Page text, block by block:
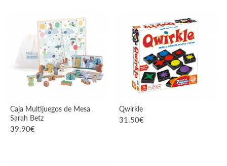
VER PRODUCTO
Caja Multijuegos de Mesa
Sarah Betz
39.90€
Qwirkle
31.50€